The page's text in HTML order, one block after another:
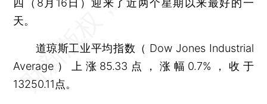
四（8月16日）迎来了近两个星期以来最好的一
天。
道琼斯工业平均指数（ Dow Jones Industrial
Average）上涨85.33点，涨幅0.7%，收于
13250.11点。